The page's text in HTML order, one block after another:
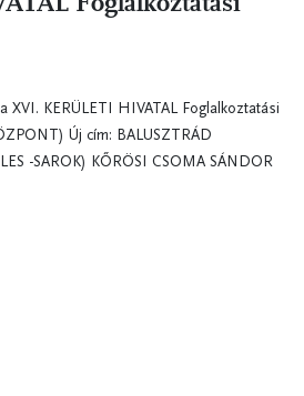
XVI. KERÜLETI HIVATAL Foglalkoztatási
Új cím: BALUSZTRÁD
-SAROK) KŐRÖSI CSOMA SÁNDOR